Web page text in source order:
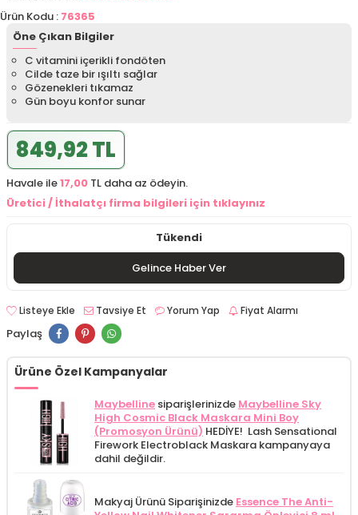
Ürün Kodu : 76365
Öne Çıkan Bilgiler
C vitamini içerikli fondöten
Cilde taze bir ışıltı sağlar
Gözenekleri tıkamaz
Gün boyu konfor sunar
849,92 TL
Havale ile17,00 TL daha az ödeyin.
Üretici / İthalatçı firma bilgileri için tıklayınız
Tükendi
Gelince Haber Ver
Listeye Ekle Tavsiye Et Yorum Yap Fiyat Alarmı
Paylaş
Ürüne Özel Kampanyalar
Maybelline siparişlerinizde Maybelline Sky
High Cosmic Black Maskara Mini Boy
(Promosyon Ürünü) HEDİYE! Lash Sensational
Firework Electroblack Maskara kampanyaya
dahil değildir.
Makyaj Ürünü Siparişinizde Essence The Anti-